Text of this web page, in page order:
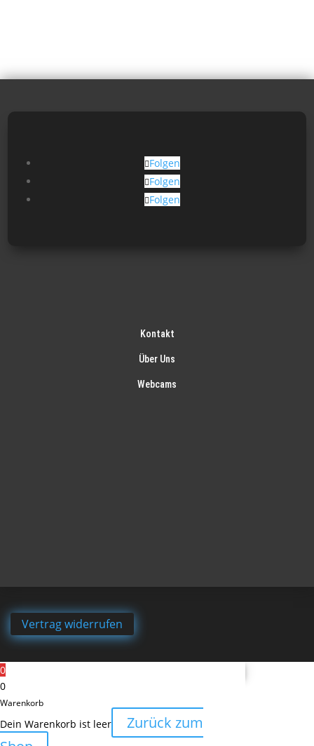
Folgen
Folgen
Folgen
Kontakt
Über Uns
Webcams
Vertrag widerrufen
0
0
Warenkorb
Dein Warenkorb ist leer
Zurück zum